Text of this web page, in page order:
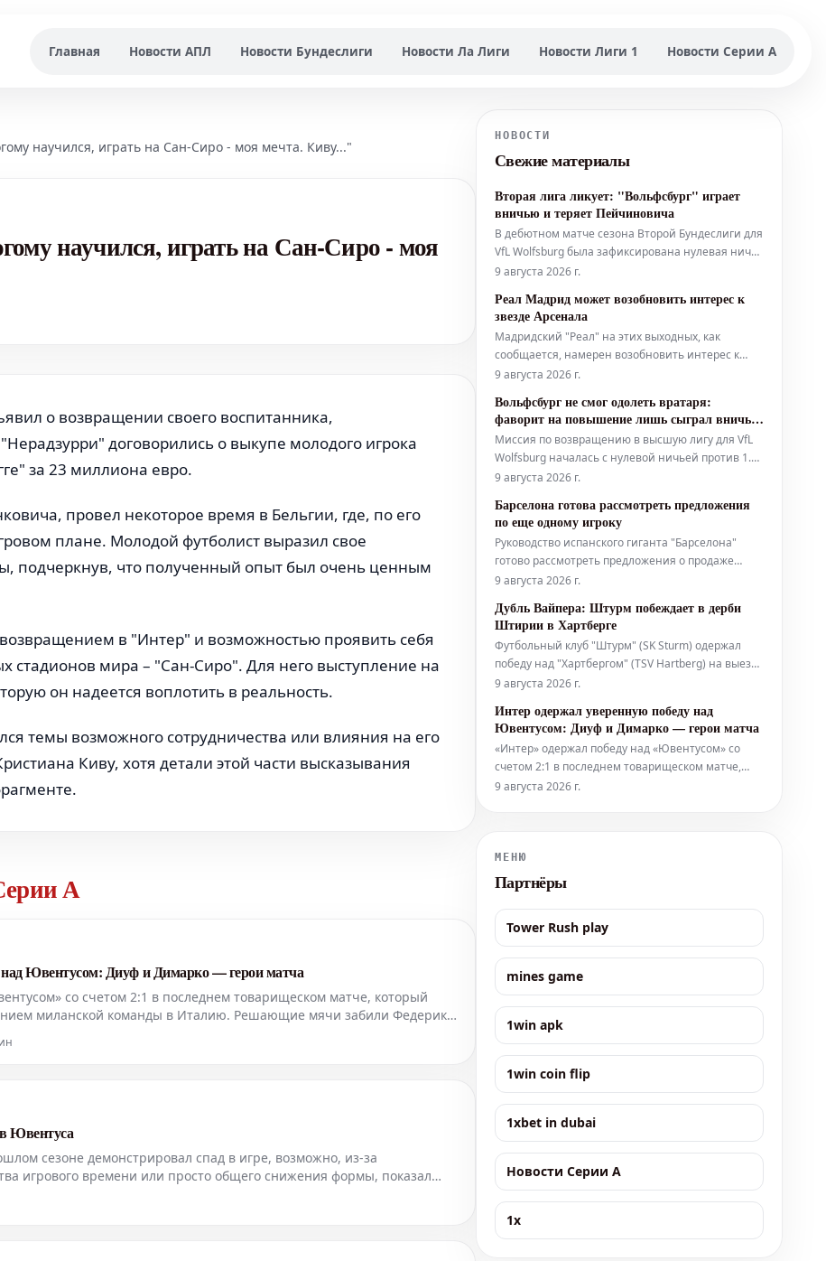
Главная Новости АПЛ Новости Бундеслиги Новости Ла Лиги Новости Лиги 1 Новости Серии А
научился, играть на Сан-Сиро - моя мечта. Киву..."
научился, играть на Сан-Сиро - моя
о возвращении своего воспитанника,
договорились о выкупе молодого игрока
за 23 миллиона евро.
провел некоторое время в Бельгии, где, по его
плане. Молодой футболист выразил свое
подчеркнув, что полученный опыт был очень ценным
в "Интер" и возможностью проявить себя
стадионов мира – "Сан-Сиро". Для него выступление на
он надеется воплотить в реальность.
темы возможного сотрудничества или влияния на его
Киву, хотя детали этой части высказывания
А
над Ювентусом: Диуф и Димарко — герои матча
со счетом 2:1 в последнем товарищеском матче, который
миланской команды в Италию. Решающие мячи забили Федерико
счет установил Франсиско Консейсау. «Интер»
Ювентуса
сезоне демонстрировал спад в игре, возможно, из-за
игрового времени или просто общего снижения формы, показал
«Ювентуса». Он стал ключевой фигурой в голе своей команды, а
НОВОСТИ
Свежие материалы
Вторая лига ликует: "Вольфсбург" играет
вничью и теряет Пейчиновича
В дебютном матче сезона Второй Бундеслиги для
VfL Wolfsburg была зафиксирована нулевая ничья
с командой "Кайзерслаутерн". После игры в
поделился Фабиан Ризе. Одновременно стало
известно, что Дзенан Пейчинович покидает клуб
и присоединится к "Штутгарту".
9 августа 2026 г.
Реал Мадрид может возобновить интерес к
звезде Арсенала
Мадридский "Реал" на этих выходных, как
сообщается, намерен возобновить интерес к
полузащитнику английских чемпионов
Мартине Субименди. На этой неделе "Реал
Мадрид" понес серьезный удар на трансферном
рынке, узнав о решении Родри из "Манчестер
9 августа 2026 г.
Вольфсбург не смог одолеть вратаря:
фаворит на повышение лишь сыграл вничью
с Кайзерслаутерном
Миссия по возвращению в высшую лигу для VfL
Wolfsburg началась с нулевой ничьей против 1.
FC Kaiserslautern. Обе команды имели шансы на
позволили сопернику отличиться.
9 августа 2026 г.
Барселона готова рассмотреть предложения
по еще одному игроку
Руководство испанского гиганта "Барселона"
готово рассмотреть предложения о продаже
молодого защитника Эктора Форта до конца
предстоящей распродаже игроков в команде
Ханси Флика. За последние 24 часа Рональд
Араухо достиг соглашения о переходе в
9 августа 2026 г.
Дубль Вайпера: Штурм побеждает в дерби
Штирии в Хартберге
Футбольный клуб "Штурм" (SK Sturm) одержал
победу над "Хартбергом" (TSV Hartberg) на выезде
со счетом 2:0. Решающие голы в матче забил
Оба мяча были забиты после результативных
передач от Зайдля.
9 августа 2026 г.
Интер одержал уверенную победу над
Ювентусом: Диуф и Димарко — герои матча
«Интер» одержал победу над «Ювентусом» со
счетом 2:1 в последнем товарищеском матче,
который прошел в Перте перед возвращением
Консейсау. «Интер» продемонстрировал уб
9 августа 2026 г.
МЕНЮ
Партнёры
Tower Rush play
mines game
1win apk
1win coin flip
1xbet in dubai
Новости Серии А
1x